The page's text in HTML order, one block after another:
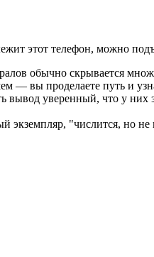
этот телефон, можно
обычно скрывается
— вы проделаете путь и
уверенный, что у них
экземпляр, "числится, но